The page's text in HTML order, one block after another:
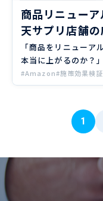
商品リニュー
天サプリ店舗
「商品をリニューア
本当に上がるのか？
ンが得られるのか不
EC担当者は多いの
#Amazon#施策効果検
1